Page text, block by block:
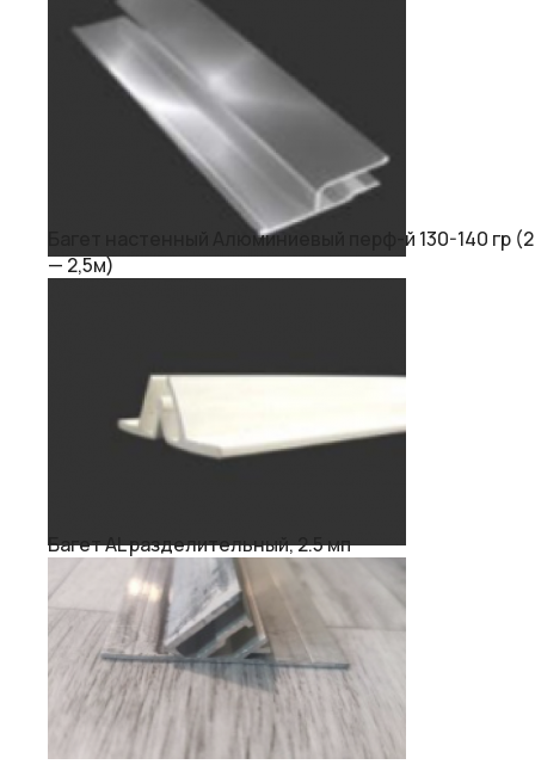
Багет настенный Алюминиевый перф-й 130-140 гр (2
— 2,5м)
Багет AL разделительный, 2.5 мп